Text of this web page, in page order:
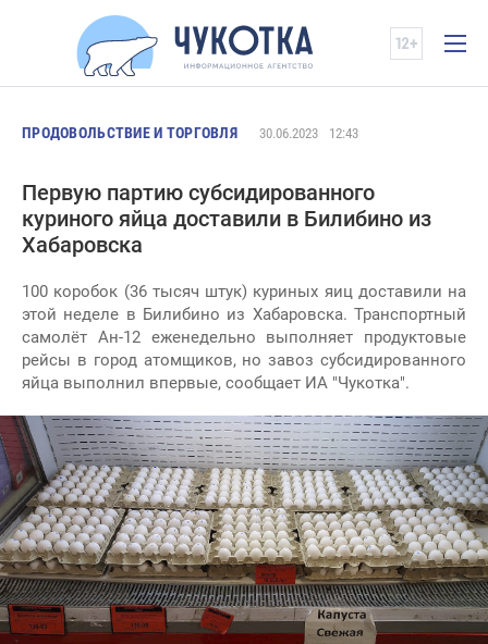
ПРОДОВОЛЬСТВИЕ И ТОРГОВЛЯ 30.06.2023 12:43
Первую партию субсидированного
куриного яйца доставили в Билибино из
Хабаровска
100 коробок (36 тысяч штук) куриных яиц доставили на
этой неделе в Билибино из Хабаровска. Транспортный
самолёт Ан-12 еженедельно выполняет продуктовые
рейсы в город атомщиков, но завоз субсидированного
яйца выполнил впервые, сообщает ИА "Чукотка".